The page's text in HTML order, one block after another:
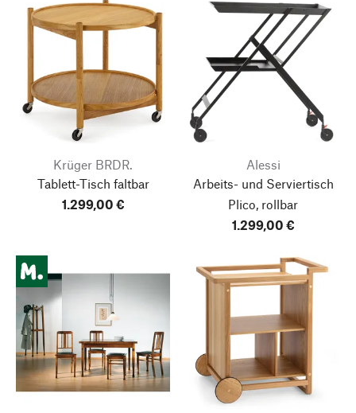
Krüger BRDR.
Tablett-Tisch faltbar
1.299,00 €
Alessi
Arbeits- und Serviertisch
Plico, rollbar
1.299,00 €